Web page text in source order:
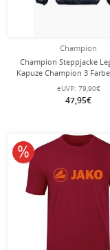
Champion
Champion Steppjacke
Kapuze Champion 3
gefüttert, winddicht) blau
eUVP: 79,90€
47,95€
10% reduziert